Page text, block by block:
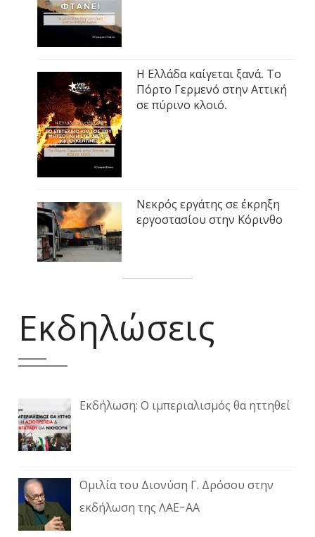
Η Ελλάδα καίγεται ξανά. Το
Πόρτο Γερμενό στην Αττική
σε πύρινο κλοιό.
Νεκρός εργάτης σε έκρηξη
εργοστασίου στην Κόρινθο
Εκδηλώσεις
Εκδήλωση: Ο ιμπεριαλισμός θα ηττηθεί
Ομιλία του Διονύση Γ. Δρόσου στην
εκδήλωση της ΛΑΕ-ΑΑ